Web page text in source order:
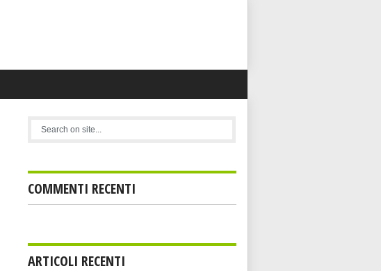
COMMENTI RECENTI
ARTICOLI RECENTI